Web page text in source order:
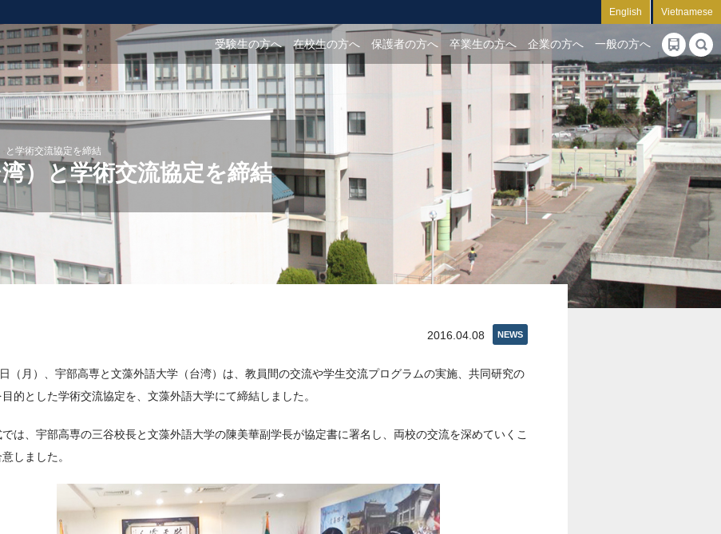
English Vietnamese
受験生の方へ 在校生の方へ 保護者の方へ 卒業生の方へ 企業の方へ 一般の方へ
と学術交流協定を締結
）と学術交流協定を締結
NEWS
2016.04.08
（月）、宇部高専と文藻外語大学（台湾）は、教員間の交流や学生交流プログラムの実施、共同研究の
的とした学術交流協定を、文藻外語大学にて締結しました。
は、宇部高専の三谷校長と文藻外語大学の陳美華副学長が協定書に署名し、両校の交流を深めていくこ
しました。